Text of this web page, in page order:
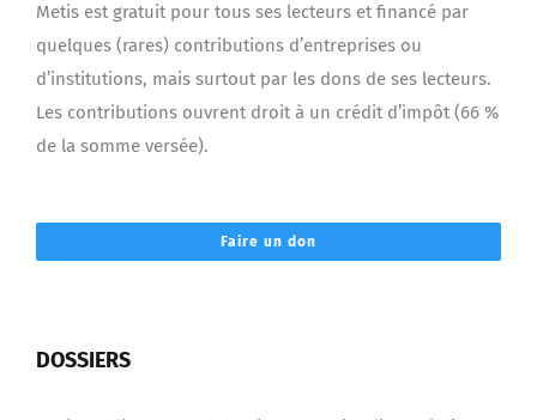
Metis est gratuit pour tous ses lecteurs et financé par
quelques (rares) contributions d’entreprises ou
d’institutions, mais surtout par les dons de ses lecteurs.
Les contributions ouvrent droit à un crédit d’impôt (66 %
de la somme versée).
Faire un don
DOSSIERS